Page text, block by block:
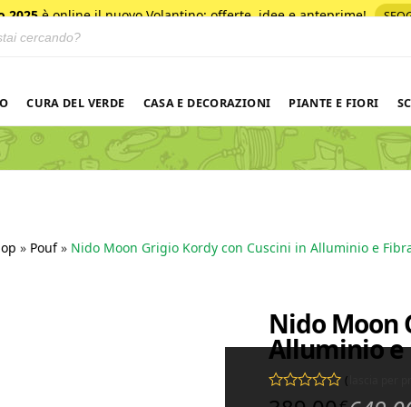
2025è online il nuovo Volantino: offerte, idee e anteprime!
prodotti
CURA DEL VERDE CASA E DECORAZIONI PIANTE E FIORI
» Pouf» Nido Moon Grigio Kordy con Cuscini in Alluminio e
Nido Moon
Alluminio e
Valutato0 su 5
(